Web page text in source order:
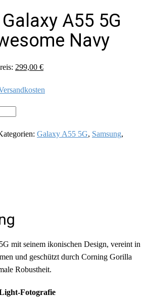
A55 5G
Navy
299,00 €Aktueller
ist:
Galaxy A55 5G, Samsung,
mit seinem ikonischen Design, vereint in
und geschützt durch Corning Gorilla
Robustheit.
Fotografie